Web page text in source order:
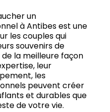
un
à Antibes est une
les couples qui
souvenirs de
la meilleure façon
leur
les
peuvent créer
et durables que
de votre vie.